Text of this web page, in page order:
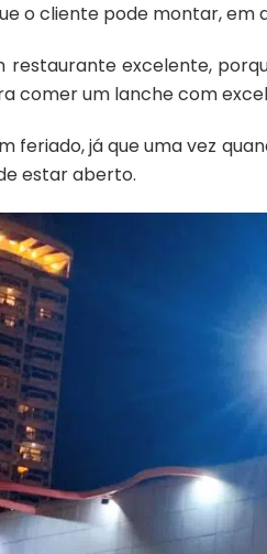
o cliente pode montar, em
restaurante excelente,
comer um lanche com
feriado, já que uma vez
estar aberto.